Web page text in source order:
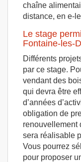
chaîne
distance, en e-
Le stage
Fontaine-les-
Différents
par ce stage.
vendant des
qui devra être
d’années
obligation de
renouvellement
sera réalisable
Vous pourrez
pour proposer